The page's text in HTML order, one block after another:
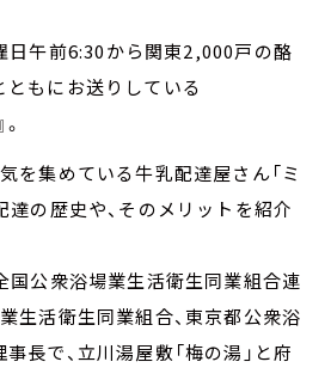
日午前6:30から関東2,000戸の酪
もにお送りしている
を集めている牛乳配達屋さん「ミ
達の歴史や、そのメリットを紹介
国公衆浴場業生活衛生同業組合連
生活衛生同業組合、東京都公衆浴
長で、立川湯屋敷「梅の湯」と府